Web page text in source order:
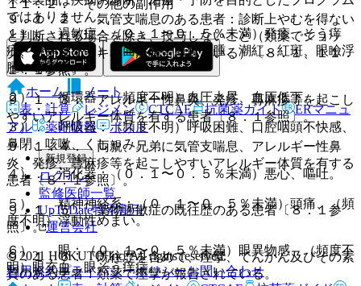
９．１．２． 気管支喘息のある患者：診断上やむを得ない
と判断される場合を除き、投与しないこと（類薬でショッ
ク、アナフィラキシーが報告されている）〔８．１、１１．
１．１参照〕。
９．１．３． アレルギー性鼻炎、発疹、蕁麻疹等を起こし
やすいアレルギー体質を有する患者〔８．１参照〕。
９．１．４． 両親、兄弟に気管支喘息、アレルギー性鼻
炎、発疹、蕁麻疹等を起こしやすいアレルギー体質を有する
患者〔８．１参照〕。
９．１．５． 薬物過敏症の既往歴のある患者〔８．１参
照〕。
９．１．６． 既往歴を含めて、痙攣、てんかん及びその素
質のある患者：類薬で痙攣が報告されている。
１１．２． その他の副作用
１）． 過敏症：（０．１〜０．５％未満）発疹、そう痒
症、（頻度不明）顔面浮腫、血管浮腫、潮紅、紅斑、眼瞼浮
腫、蕁麻疹。
２）． 循環器：（頻度不明）血圧上昇、血圧低下。
３）． 呼吸器：（頻度不明）呼吸困難、口腔咽頭不快感、
鼻閉、咳嗽、くしゃみ。
４）． 消化器：（０．１〜０．５％未満）悪心、嘔吐。
５）． 精神神経系：（０．１〜０．５％未満）頭痛、（頻
度不明）浮動性めまい。
６）． 眼：（０．１〜０．５％未満）眼異物感、（頻度不
明）眼充血、眼そう痒症。
ではありません。
ホーム
ノート
表・計算
レジメン CTCAE 抗菌薬ガイド
ERマニュ
アル
薬剤情報 ポスト
新規登録
ログイン
監修医師一覧
UpToDate特別割引
運営会社
© 2021 HOKUTO Inc. All rights reserved.
利用規約プライバシーポリシーお問い合わせ